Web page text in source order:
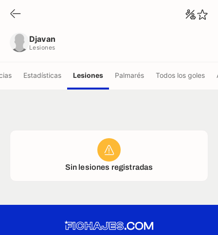
Djavan
Lesiones
Estadísticas Lesiones Palmarés Todos los goles
Sin lesiones registradas